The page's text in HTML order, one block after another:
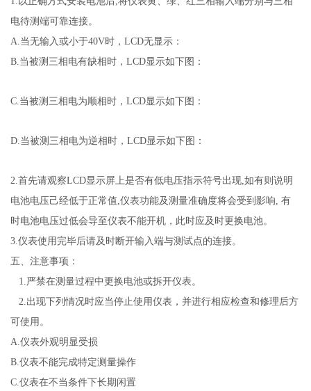
电待测端可靠连接。
A.当无输入或小于40V时，LCD无显示 ：
B.当被测三相电有缺相时，LCD显示如下图：
C.当被测三相电为顺相时，LCD显示如下图：
D.当被测三相电为逆相时，LCD显示如下图：
2.首先请观察LCD显示屏上是否有低电压指示符号出现,如有则说明
电池电压己经低于正常值,仪表功能及测量准确度将会受到影响, 有
时电池电压过低会导至仪表不能开机，此时应及时更换电池。
3.仪表使用完毕后请及时断开输入端与测试点的连接。
五、注意事项：
1. 严禁在测量过程中更换电池或拆开仪表。
2. 出现下列情况时应当停止使用仪表，并进行相应检查和修理后方
可使用。
A.仪表外观明显受损
B.仪表不能完成特定测量操作
C.仪表在不当条件下长期闲置